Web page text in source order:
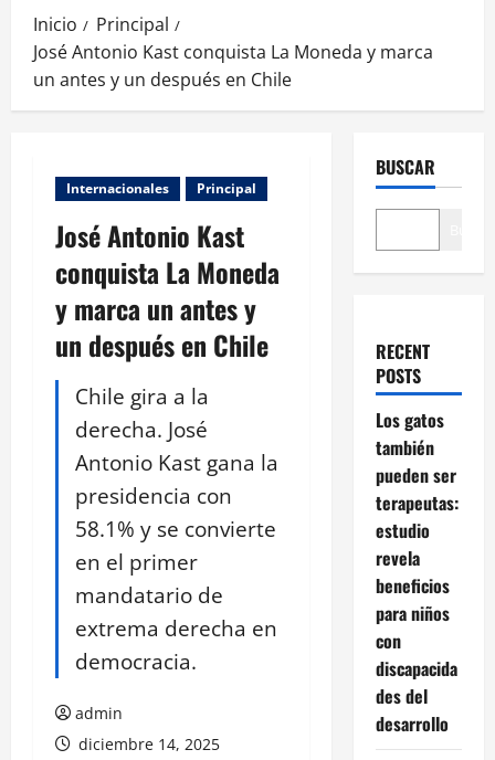
Inicio
Principal
José Antonio Kast conquista La Moneda y marca
un antes y un después en Chile
Internacionales Principal
José Antonio Kast
conquista La Moneda
y marca un antes y
un después en Chile
Chile gira a la
derecha. José
Antonio Kast gana la
presidencia con
58.1% y se convierte
en el primer
mandatario de
extrema derecha en
democracia.
admin
diciembre 14, 2025
BUSCAR
RECENT
POSTS
Los gatos
también
pueden ser
terapeutas:
estudio
revela
beneficios
para niños
con
discapacida
des del
desarrollo